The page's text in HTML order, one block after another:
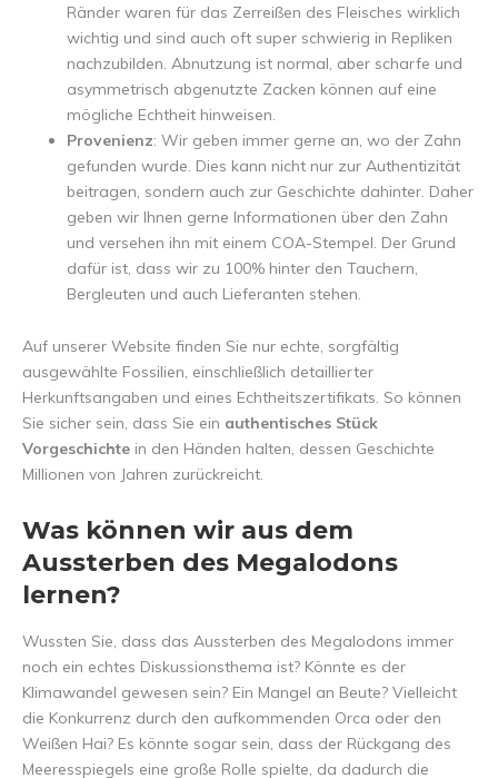
Ränder waren für das Zerreißen des Fleisches wirklich
wichtig und sind auch oft super schwierig in Repliken
nachzubilden. Abnutzung ist normal, aber scharfe und
asymmetrisch abgenutzte Zacken können auf eine
mögliche Echtheit hinweisen.
Provenienz: Wir geben immer gerne an, wo der Zahn
gefunden wurde. Dies kann nicht nur zur Authentizität
beitragen, sondern auch zur Geschichte dahinter. Daher
geben wir Ihnen gerne Informationen über den Zahn
und versehen ihn mit einem COA-Stempel. Der Grund
dafür ist, dass wir zu 100% hinter den Tauchern,
Bergleuten und auch Lieferanten stehen.
Auf unserer Website finden Sie nur echte, sorgfältig
ausgewählte Fossilien, einschließlich detaillierter
Herkunftsangaben und eines Echtheitszertifikats. So können
Sie sicher sein, dass Sie ein authentisches Stück
Vorgeschichte in den Händen halten, dessen Geschichte
Millionen von Jahren zurückreicht.
Was können wir aus dem
Aussterben des Megalodons
lernen?
Wussten Sie, dass das Aussterben des Megalodons immer
noch ein echtes Diskussionsthema ist? Könnte es der
Klimawandel gewesen sein? Ein Mangel an Beute? Vielleicht
die Konkurrenz durch den aufkommenden Orca oder den
Weißen Hai? Es könnte sogar sein, dass der Rückgang des
Meeresspiegels eine große Rolle spielte, da dadurch die